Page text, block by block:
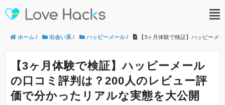
ホーム / 出会い系 / ハッピーメール/ 【3ヶ月体験で検証】ハッピーメ
【3ヶ月体験で検証】ハッピーメール
の口コミ評判は？200人のレビュー評
価で分かったリアルな実態を大公開